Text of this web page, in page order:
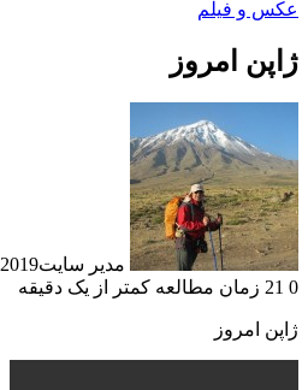
عکس و فیلم
ژاپن امروز
مدیر سایت2019-04-18
0
زمان مطالعه کمتر از یک دقیقه
ژاپن امروز